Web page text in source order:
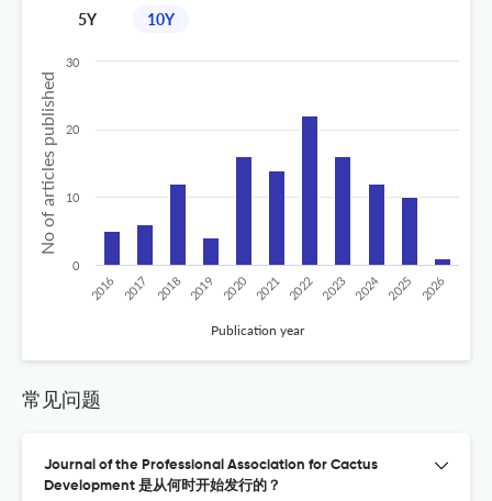
5Y 10Y
No of articles published
Publication year
2016 2017 2018 2019 2020 2021 2022 2023 2024 2025 2026
0
10
20
30
常见问题
Journal of the Professional Association for Cactus
Development 是从何时开始发行的？